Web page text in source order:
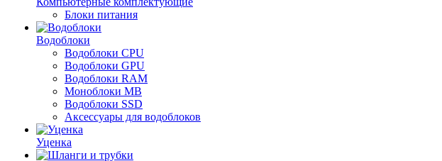
Блоки питания
Водоблоки
Водоблоки CPU
Водоблоки GPU
Водоблоки RAM
Моноблоки MB
Водоблоки SSD
Аксессуары для водоблоков
Уценка